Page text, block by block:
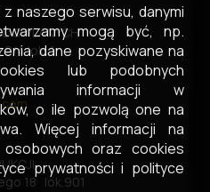
4 lok. 1
18 lok.901
naszego serwisu, danymi
mogą być, np.
dane pozyskiwane na
lub podobnych
informacji w
o ile pozwolą one na
Więcej informacji na
oraz cookies
prywatności i polityce